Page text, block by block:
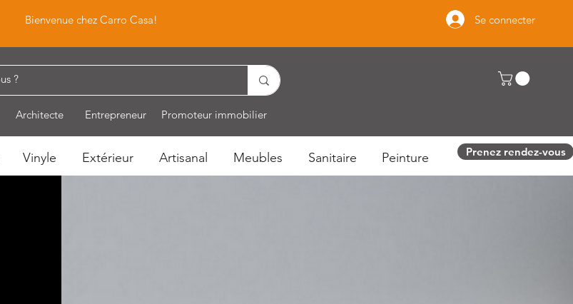
Bienvenue chez Carro Casa! Se connecter
Architecte Entrepreneur Promoteur immobilier
Vinyle Extérieur Artisanal Meubles Sanitaire Peinture Prenez rendez-vous